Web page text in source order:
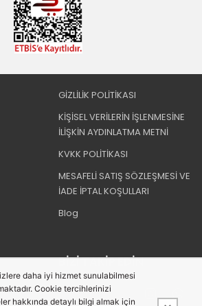
GİZLİLİK POLİTİKASI
KİŞİSEL VERİLERİN İŞLENMESİNE
İLİŞKİN AYDINLATMA METNİ
KVKK POLİTİKASI
MESAFELİ SATIŞ SÖZLEŞMESİ VE
İADE İPTAL KOŞULLARI
Blog
BIZI TAKIP EDIN
daha iyi hizmet sunulabilmesi
Cookie tercihlerinizi
hakkında detaylı bilgi almak için